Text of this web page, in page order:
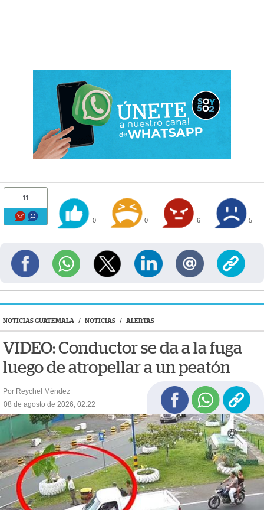
11
0 0 6 5
NOTICIAS GUATEMALA / NOTICIAS / ALERTAS
VIDEO: Conductor se da a la fuga
luego de atropellar a un peatón
Por Reychel Méndez
08 de agosto de 2026, 02:22